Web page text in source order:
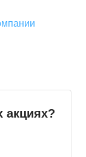
акциях?